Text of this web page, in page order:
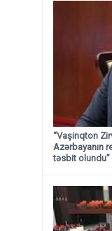
“Vaşinqton
Azərbayanın
təsbit olundu”